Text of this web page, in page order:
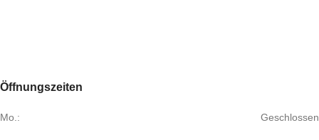
Öffnungszeiten
Mo.: Geschlossen